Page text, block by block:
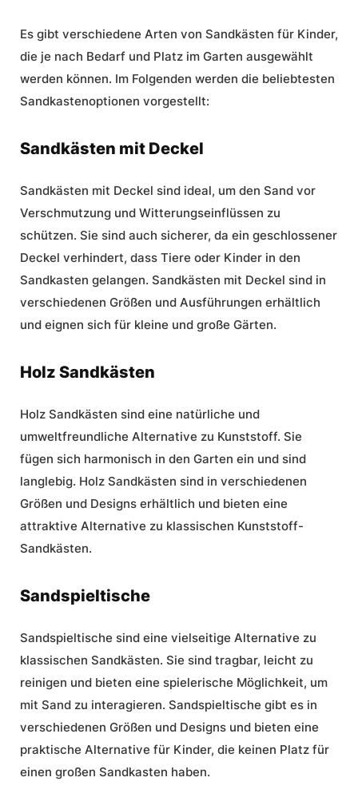
Es gibt verschiedene Arten von Sandkästen für Kinder,
die je nach Bedarf und Platz im Garten ausgewählt
werden können. Im Folgenden werden die beliebtesten
Sandkastenoptionen vorgestellt:
Sandkästen mit Deckel
Sandkästen mit Deckel sind ideal, um den Sand vor
Verschmutzung und Witterungseinflüssen zu
schützen. Sie sind auch sicherer, da ein geschlossener
Deckel verhindert, dass Tiere oder Kinder in den
Sandkasten gelangen. Sandkästen mit Deckel sind in
verschiedenen Größen und Ausführungen erhältlich
und eignen sich für kleine und große Gärten.
Holz Sandkästen
Holz Sandkästen sind eine natürliche und
umweltfreundliche Alternative zu Kunststoff. Sie
fügen sich harmonisch in den Garten ein und sind
langlebig. Holz Sandkästen sind in verschiedenen
Größen und Designs erhältlich und bieten eine
attraktive Alternative zu klassischen Kunststoff-
Sandkästen.
Sandspieltische
Sandspieltische sind eine vielseitige Alternative zu
klassischen Sandkästen. Sie sind tragbar, leicht zu
reinigen und bieten eine spielerische Möglichkeit, um
mit Sand zu interagieren. Sandspieltische gibt es in
verschiedenen Größen und Designs und bieten eine
praktische Alternative für Kinder, die keinen Platz für
einen großen Sandkasten haben.